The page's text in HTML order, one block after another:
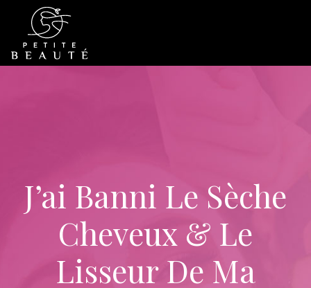
J’ai Banni Le Sèche
Cheveux & Le
Lisseur De Ma